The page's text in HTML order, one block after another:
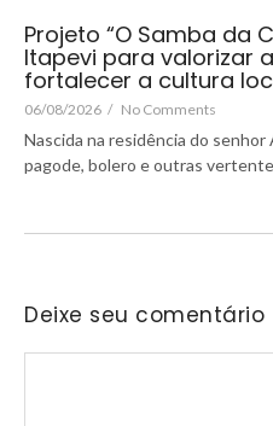
Projeto “O Samba da
Itapevi para valorizar
fortalecer a cultura
06/08/2026 / No Comments
Nascida na residência do senhor
pagode, bolero e outras
Deixe seu comentário